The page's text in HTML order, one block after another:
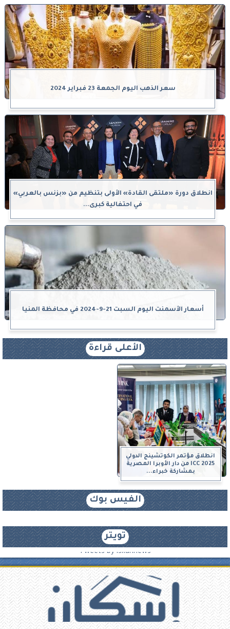
سعر الذهب اليوم الجمعة 23 فبراير 2024
انطلاق دورة «ملتقى القادة» الأولى بتنظيم من «بزنس بالعربي»
في احتفالية كبرى...
أسعار الأسمنت اليوم السبت 21-9-2024 في محافظة المنيا
الأعلى قراءة
انطلاق مؤتمر الكوتشينج الدولي
ICC 2025 من دار الأوبرا المصرية
بمشاركة خبراء...
الفيس بوك
تويتر
Tweets by iskannews